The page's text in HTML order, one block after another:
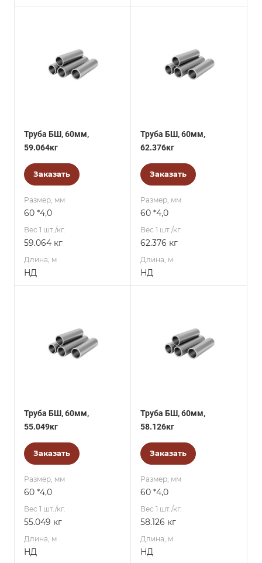
Труба БШ, 60мм,
59.064кг
Заказать
Размер, мм
60 *4,0
Вес 1 шт./кг.
59.064 кг
Длина, м
НД
Труба БШ, 60мм,
62.376кг
Заказать
Размер, мм
60 *4,0
Вес 1 шт./кг.
62.376 кг
Длина, м
НД
Труба БШ, 60мм,
55.049кг
Заказать
Размер, мм
60 *4,0
Вес 1 шт./кг.
55.049 кг
Длина, м
НД
Труба БШ, 60мм,
58.126кг
Заказать
Размер, мм
60 *4,0
Вес 1 шт./кг.
58.126 кг
Длина, м
НД